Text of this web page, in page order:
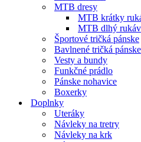
MTB dresy
MTB krátky
MTB dlhý rukáv
Športové tričká pánske
Bavlnené tričká pánske
Vesty a bundy
Funkčné prádlo
Pánske nohavice
Boxerky
Doplnky
Uteráky
Návleky na tretry
Návleky na krk